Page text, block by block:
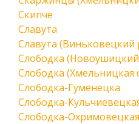
Скипче
Славута
Славута (Виньковецкий
Слободка
Слободка (Хмельницкая
Слободка-Гуменецка
Слободка-
Слободка-Охримовецкая